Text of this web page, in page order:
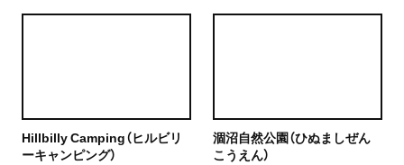
Hillbilly Camping（ヒルビリ
ーキャンピング）
涸沼自然公園（ひぬましぜん
こうえん）